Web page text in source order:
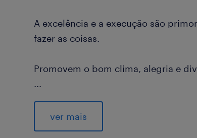
A excelência e a execução são
fazer as coisas.
Promovem o bom clima, alegria e
...
Sabem como construir com outras
trabalhando em equipe.
ver mais